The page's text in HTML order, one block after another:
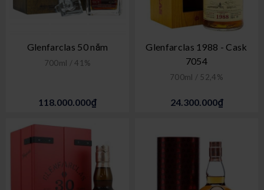
Glenfarclas 50 năm
700ml / 41%
118.000.000₫
Glenfarclas 1988 - Cask
7054
700ml / 52,4%
24.300.000₫